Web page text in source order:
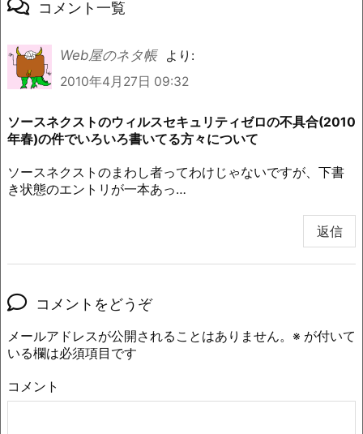
コメント一覧
Web屋のネタ帳
より:
2010年4月27日 09:32
ソースネクストのウィルスセキュリティゼロの不具合(2010
年春)の件でいろいろ書いてる方々について
ソースネクストのまわし者ってわけじゃないですが、下書
き状態のエントリが一本あっ…
返信
コメントをどうぞ
メールアドレスが公開されることはありません。 ※ が付いて
いる欄は必須項目です
コメント